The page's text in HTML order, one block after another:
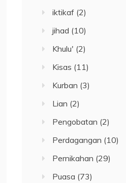
iktikaf (2)
jihad (10)
Khulu' (2)
Kisas (11)
Kurban (3)
Lian (2)
Pengobatan (2)
Perdagangan (10)
Pernikahan (29)
Puasa (73)